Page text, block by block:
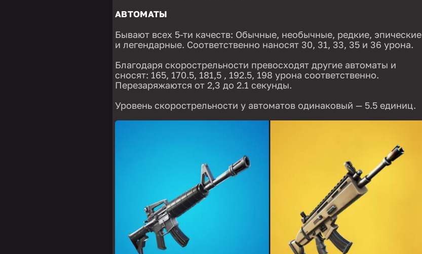
АВТОМАТЫ
Бывают всех 5-ти качеств: Обычные, необычные, редкие, эпические
и легендарные. Соответственно наносят 30, 31, 33, 35 и 36 урона.
Благодаря скорострельности превосходят другие автоматы и
сносят: 165, 170.5, 181,5 , 192.5, 198 урона соответственно.
Перезаряжаются от 2,3 до 2.1 секунды.
Уровень скорострельности у автоматов одинаковый — 5.5 единиц.